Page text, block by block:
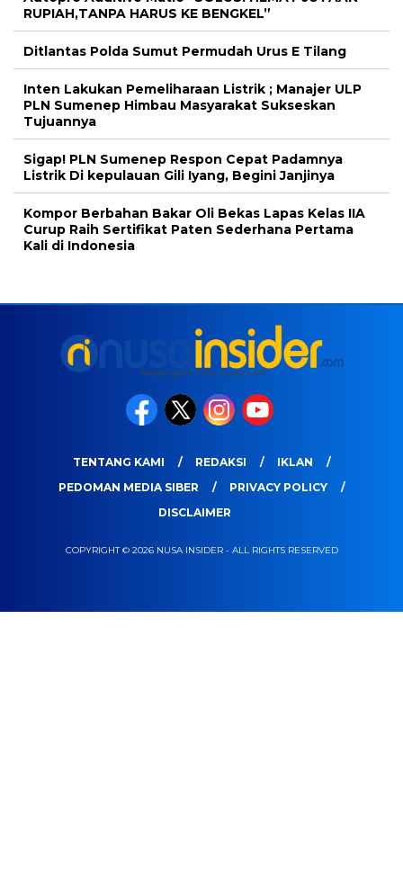
RUPIAH,TANPA HARUS KE BENGKEL”
Ditlantas Polda Sumut Permudah Urus E Tilang
Inten Lakukan Pemeliharaan Listrik ; Manajer ULP
PLN Sumenep Himbau Masyarakat Sukseskan
Tujuannya
Sigap! PLN Sumenep Respon Cepat Padamnya
Listrik Di kepulauan Gili Iyang, Begini Janjinya
Kompor Berbahan Bakar Oli Bekas Lapas Kelas IIA
Curup Raih Sertifikat Paten Sederhana Pertama
Kali di Indonesia
TENTANG KAMI REDAKSI
IKLAN
PEDOMAN MEDIA SIBER
PRIVACY POLICY
DISCLAIMER
COPYRIGHT © 2026 NUSA INSIDER - ALL RIGHTS RESERVED